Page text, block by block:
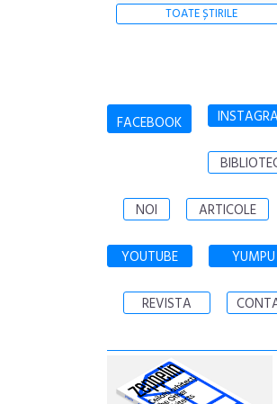
TOATE ȘTIRILE
FACEBOOK
NOI ARTICOLE
YOUTUBE YUMPU
REVISTA